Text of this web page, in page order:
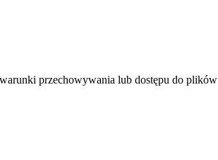
przechowywania lub dostępu do plików